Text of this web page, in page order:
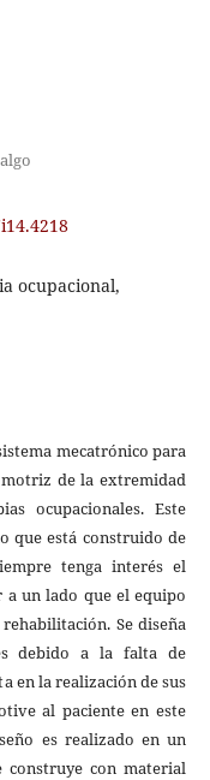
ocupacional,
mecatrónico para
de la extremidad
ocupacionales. Este
que está construido de
tenga interés el
un lado que el equipo
Se diseña
debido a la falta de
en la realización de sus
al paciente en este
es realizado en un
construye con material